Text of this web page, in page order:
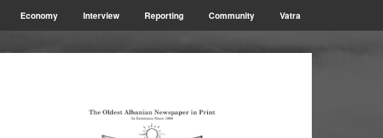
Economy Interview Reporting Community Vatra